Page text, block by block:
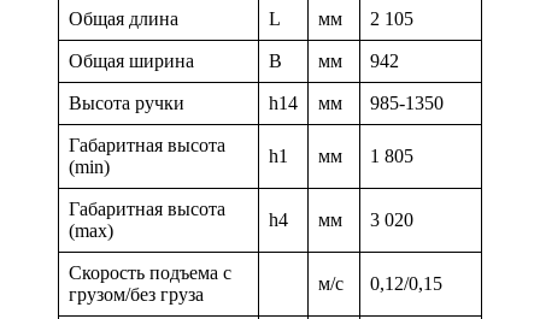
Общая длина L мм 2 105
Общая ширина B мм 942
Высота ручки h14 мм 985-1350
Габаритная высота
(min)
h1 мм 1 805
Габаритная высота
(max)
h4 мм 3 020
Скорость подъема с
грузом/без груза
м/с 0,12/0,15